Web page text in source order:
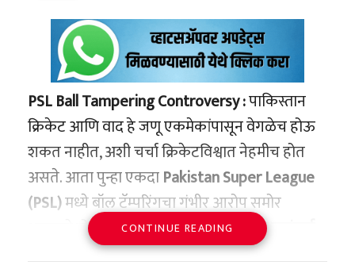
PSL Ball Tampering Controversy :पाकिस्तान
क्रिकेट आणि वाद हे जणू एकमेकांपासून वेगळेच होऊ
शकत नाहीत, अशी चर्चा क्रिकेटविश्वात नेहमीच होत
असते. आता पुन्हा एकदाPakistan Super League
(PSL)मध्ये बॉल टॅम्परिंगचा गंभीर आरोप समोर
आल्याने मोठा वाद निर्माण झाला आहे. लाहोर कलंदर्स
आणि कराची किंग्सयांच्यात खेळल्या गेलेल्या एका
CONTINUE READING